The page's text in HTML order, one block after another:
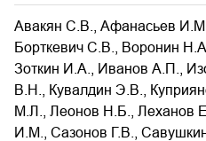
Авакян С.В., Афанасьев
Борткевич С.В., Воронин
Зоткин И.А., Иванов А.П.,
В.Н., Кувалдин Э.В.,
М.Л., Леонов Н.Б., Леханов
И.М., Сазонов Г.В.,